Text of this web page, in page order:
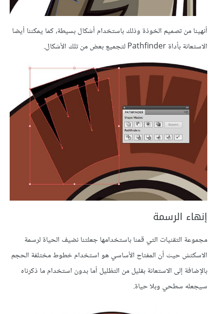
أنهينا من تصميم الخوذة وذلك باستخدام أشكال بسيطة، كما يمكننا أيضا
الاستعانة بأداة Pathfinder لتجميع بعض من تلك الأشكال.
إنهاء الرسمة
مجموعة التقنيات التي قمنا باستخدامها جعلتنا نضيف الحياة لرسمة
الاسكتش حيث أن المفتاح الأساسي هو استخدام خطوط مختلفة الحجم
بالإضافة إلى الاستعانة بقليل من التظليل أما بدون استخدام ما ذكرناه
سيجعله سطحي وبلا حياة.